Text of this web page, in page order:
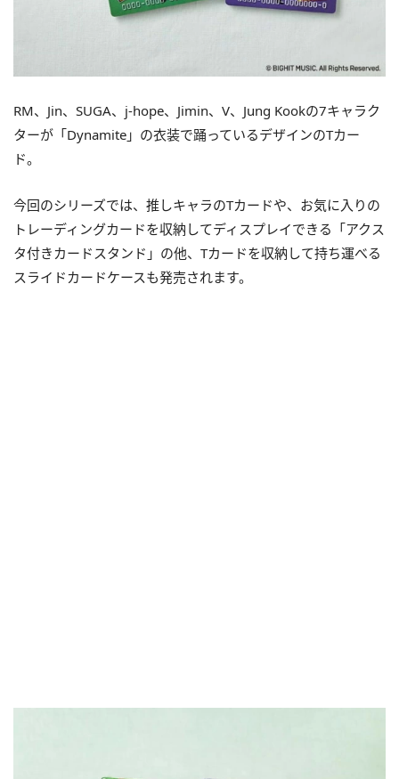
RM、Jin、SUGA、j-hope、Jimin、V、Jung Kookの7キャラク
ターが「Dynamite」の衣装で踊っているデザインのTカー
ド。
今回のシリーズでは、推しキャラのTカードや、お気に入りの
トレーディングカードを収納してディスプレイできる「アクス
タ付きカードスタンド」の他、Tカードを収納して持ち運べる
スライドカードケースも発売されます。